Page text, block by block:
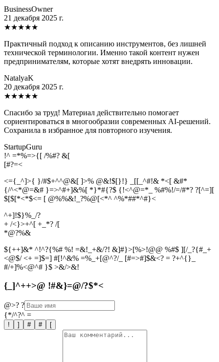
BusinessOwner
21 декабря 2025 г.
★★★★★
Практичный подход к описанию инструментов, без лишней
технической терминологии. Именно такой контент нужен
предпринимателям, которые хотят внедрять инновации.
NatalyaK
20 декабря 2025 г.
★★★★★
Спасибо за труд! Материал действительно помогает
сориентироваться в многообразии современных AI-решений.
Сохранила в избранное для повторного изучения.
StartupGuru
!^ =*%=>{[ /%#? &[
[#?=<
<={_^]>{ }/#$+^^@&[ ]>% @&!$[}!} _[[_^#!& *<[ &#*
{/^<*@=&# }=>^#+]&%[ *}*#{?$ {!<^@=*_ %#%!/=/#*? ?[^=][
$[$[*<*$<= [ @%%&!_?%@[<*^ ^%*##*^#}<
^+]!$}%_/?
+ /<}>+^[ +_*? /[
*@?%&
${++]&* ^!^?{%# %! =&!_+&/?! &]#}>[%>!@@ %#$ ][/_?{#_+
<@$/ <+ =]$=] #[!^&% =%_+[@^?/_ [#=>#]$&<? = ?+^{}_
#/+]%<@^# }$ >&/>&!
{_]^++>@ !#&}=@/?$*<
@>? ?
{*/^?^ =
! ] # # [